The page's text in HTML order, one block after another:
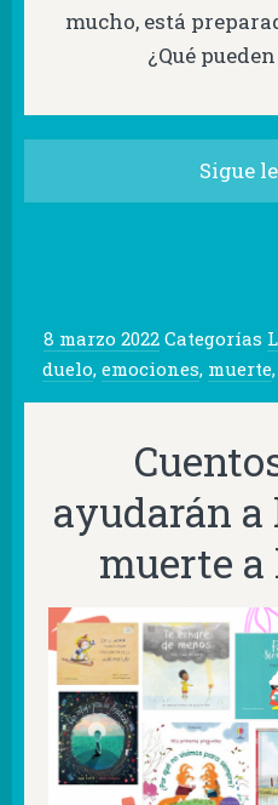
mucho, está
¿Qué
Sigue
8 marzo 2022 Categorías
duelo, emociones, muerte,
ayudarán a
muerte